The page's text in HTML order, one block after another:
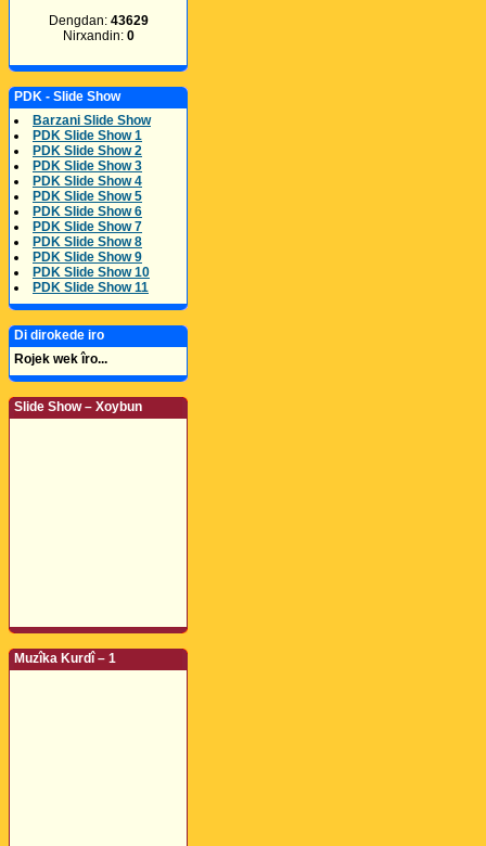
Dengdan: 43629
Nirxandin: 0
PDK - Slide Show
Barzani Slide Show
PDK Slide Show 1
PDK Slide Show 2
PDK Slide Show 3
PDK Slide Show 4
PDK Slide Show 5
PDK Slide Show 6
PDK Slide Show 7
PDK Slide Show 8
PDK Slide Show 9
PDK Slide Show 10
PDK Slide Show 11
Di dirokede iro
Rojek wek îro...
Slide Show – Xoybun
Muzîka Kurdî – 1